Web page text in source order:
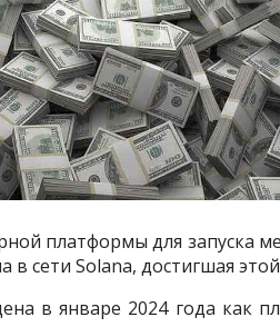
платформы для запуска
в сети Solana, достигшая
в январе 2024 года как